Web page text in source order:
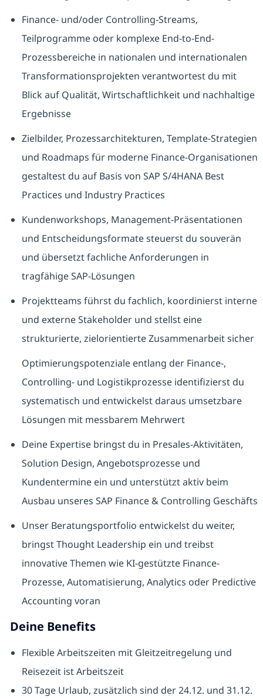
Finance- und/oder Controlling-Streams,
Teilprogramme oder komplexe End-to-End-
Prozessbereiche in nationalen und internationalen
Transformationsprojekten verantwortest du mit
Blick auf Qualität, Wirtschaftlichkeit und nachhaltige
Ergebnisse
Zielbilder, Prozessarchitekturen, Template-Strategien
und Roadmaps für moderne Finance-Organisationen
gestaltest du auf Basis von SAP S/4HANA Best
Practices und Industry Practices
Kundenworkshops, Management-Präsentationen
und Entscheidungsformate steuerst du souverän
und übersetzt fachliche Anforderungen in
tragfähige SAP-Lösungen
Projektteams führst du fachlich, koordinierst interne
und externe Stakeholder und stellst eine
strukturierte, zielorientierte Zusammenarbeit sicher
Optimierungspotenziale entlang der Finance-,
Controlling- und Logistikprozesse identifizierst du
systematisch und entwickelst daraus umsetzbare
Lösungen mit messbarem Mehrwert
Deine Expertise bringst du in Presales-Aktivitäten,
Solution Design, Angebotsprozesse und
Kundentermine ein und unterstützt aktiv beim
Ausbau unseres SAP Finance & Controlling Geschäfts
Unser Beratungsportfolio entwickelst du weiter,
bringst Thought Leadership ein und treibst
innovative Themen wie KI-gestützte Finance-
Prozesse, Automatisierung, Analytics oder Predictive
Accounting voran
Deine Benefits
Flexible Arbeitszeiten mit Gleitzeitregelung und
Reisezeit ist Arbeitszeit
30 Tage Urlaub, zusätzlich sind der 24.12. und 31.12.